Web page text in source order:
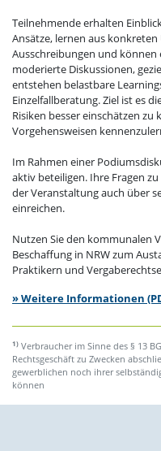
Teilnehmende erhalten
Ansätze, lernen aus
Ausschreibungen und können
moderierte Diskussionen,
entstehen belastbare
Einzelfallberatung. Ziel ist es
Risiken besser einschätzen
Vorgehensweisen
Im Rahmen einer
aktiv beteiligen. Ihre Fragen
der Veranstaltung auch über
einreichen.
Nutzen Sie den kommunalen
Beschaffung in NRW zum
Praktikern und
» Weitere Informationen
1) Verbraucher im Sinne des § 13
Rechtsgeschäft zu Zwecken
gewerblichen noch ihrer
können